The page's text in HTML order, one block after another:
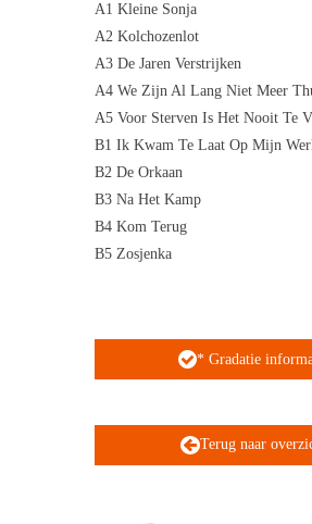
A1 Kleine Sonja
A2 Kolchozenlot
A3 De Jaren Verstrijken
A4 We Zijn Al Lang Niet Meer
A5 Voor Sterven Is Het Nooit Te
B1 Ik Kwam Te Laat Op Mijn
B2 De Orkaan
B3 Na Het Kamp
B4 Kom Terug
B5 Zosjenka
* Gradatie
Terug naar